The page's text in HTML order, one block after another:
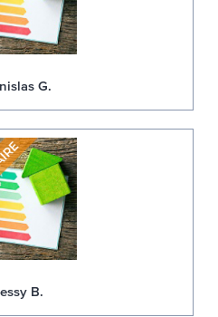
G.
B.